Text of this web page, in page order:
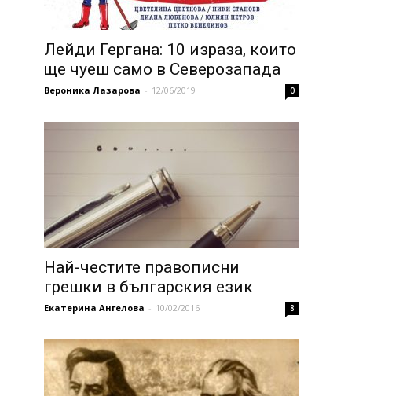
Лейди Гергана: 10 израза, които
ще чуеш само в Северозапада
Вероника Лазарова - 12/06/2019 0
Най-честите правописни
грешки в българския език
Екатерина Ангелова - 10/02/2016 8